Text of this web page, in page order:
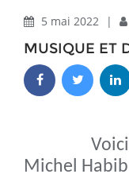
5 mai 2022 |
MUSIQUE ET
Voici
Michel